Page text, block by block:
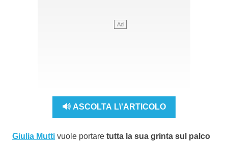
🔊 ASCOLTA L\'ARTICOLO
Giulia Mutti vuole portare tutta la sua grinta sul palco